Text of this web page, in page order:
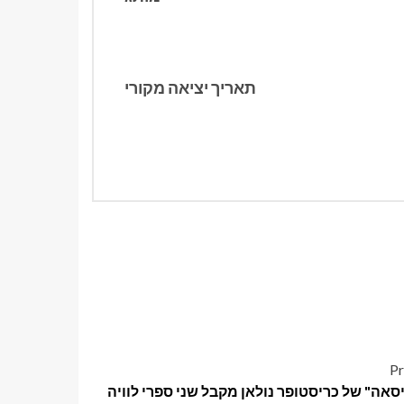
תאריך יציאה מקורי
של כריסטופר נולאן מקבל שני ספרי לוויה